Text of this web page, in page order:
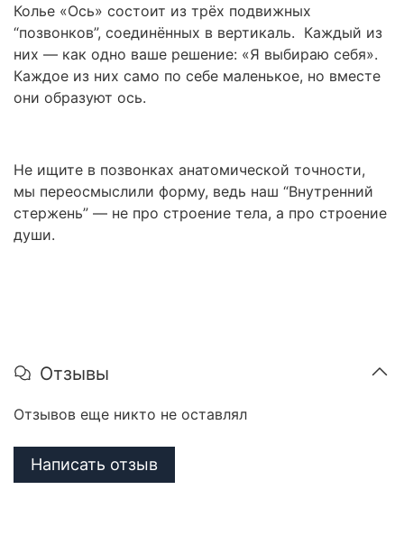
Колье «Ось» состоит из трёх подвижных
“позвонков”, соединённых в вертикаль. Каждый из
них — как одно ваше решение: «Я выбираю себя».
Каждое из них само по себе маленькое, но вместе
они образуют ось.
Не ищите в позвонках анатомической точности,
мы переосмыслили форму, ведь наш “Внутренний
стержень” — не про строение тела, а про строение
души.
Отзывы
Отзывов еще никто не оставлял
Написать отзыв